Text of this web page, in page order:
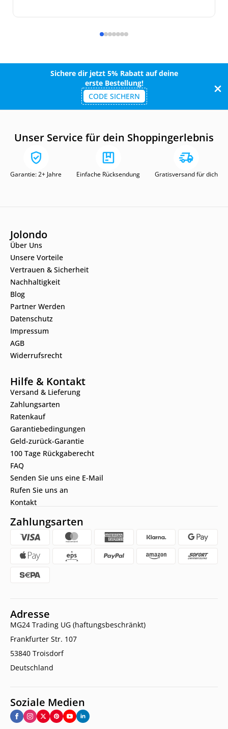
Sichere dir jetzt 5% Rabatt auf deine
erste Bestellung!
CODE SICHERN
Unser Service für dein Shoppingerlebnis
Garantie: 2+ Jahre Einfache Rücksendung Gratisversand für dich
Jolondo
Über Uns
Unsere Vorteile
Vertrauen & Sicherheit
Nachhaltigkeit
Blog
Partner Werden
Datenschutz
Impressum
AGB
Widerrufsrecht
Hilfe & Kontakt
Versand & Lieferung
Zahlungsarten
Ratenkauf
Garantiebedingungen
Geld-zurück-Garantie
100 Tage Rückgaberecht
FAQ
Senden Sie uns eine E-Mail
Rufen Sie uns an
Kontakt
Zahlungsarten
Adresse
MG24 Trading UG (haftungsbeschränkt)
Frankfurter Str. 107
53840 Troisdorf
Deutschland
Soziale Medien